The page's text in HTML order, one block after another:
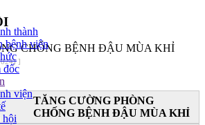
thành
bệnh viện
đốc
viện
hội
CHỐNG BỆNH ĐẬU MÙA KHỈ
]
TĂNG CƯỜNG PHÒNG
CHỐNG BỆNH ĐẬU MÙA KHỈ